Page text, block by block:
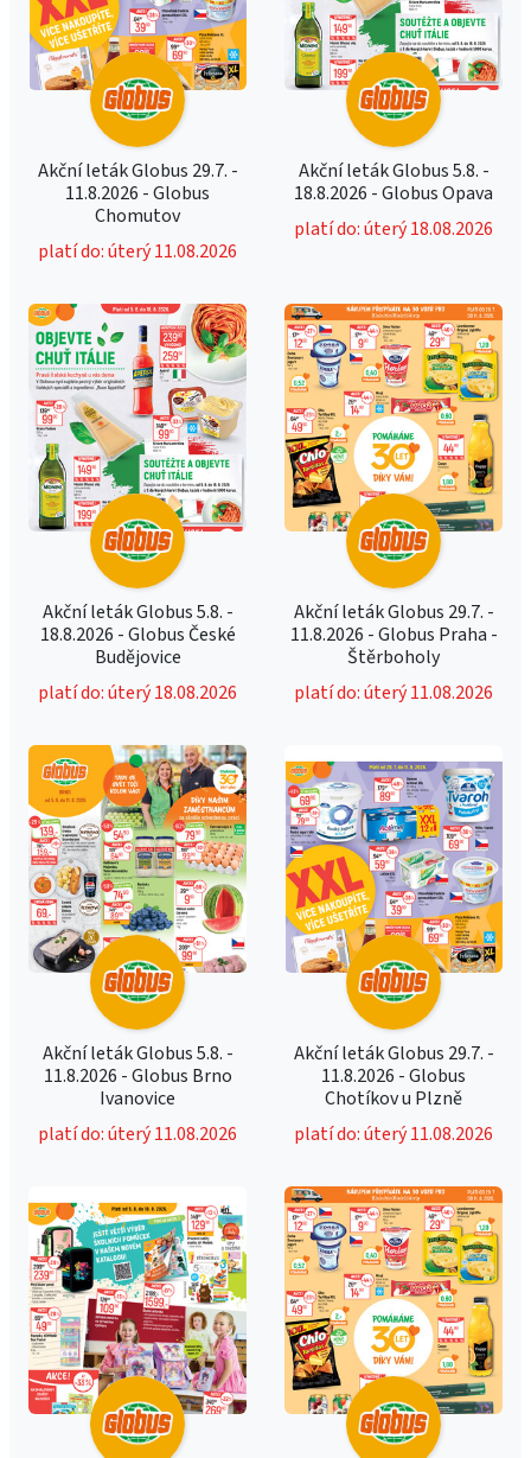
Akční leták Globus 29.7. -
11.8.2026 - Globus
Chomutov
platí do: úterý 11.08.2026
Akční leták Globus 5.8. -
18.8.2026 - Globus Opava
platí do: úterý 18.08.2026
Akční leták Globus 5.8. -
18.8.2026 - Globus České
Budějovice
platí do: úterý 18.08.2026
Akční leták Globus 29.7. -
11.8.2026 - Globus Praha -
Štěrboholy
platí do: úterý 11.08.2026
Akční leták Globus 5.8. -
11.8.2026 - Globus Brno
Ivanovice
platí do: úterý 11.08.2026
Akční leták Globus 29.7. -
11.8.2026 - Globus
Chotíkov u Plzně
platí do: úterý 11.08.2026